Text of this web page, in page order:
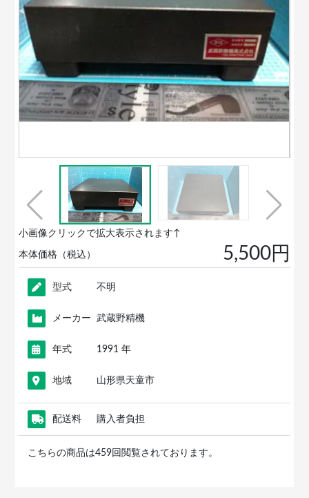
小画像クリックで拡大表示されます↑
本体価格（税込） 5,500円
型式 不明
メーカー 武蔵野精機
年式 1991 年
地域 山形県天童市
配送料 購入者負担
こちらの商品は459回閲覧されております。